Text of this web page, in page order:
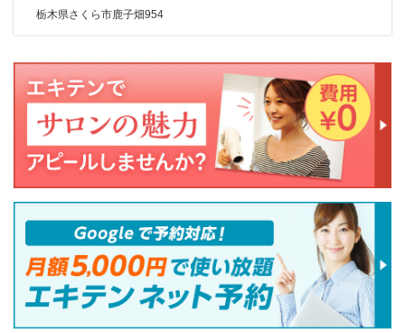
栃木県さくら市鹿子畑954